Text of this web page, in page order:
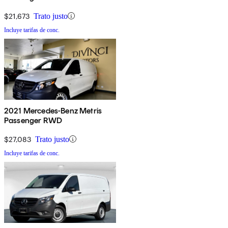
$21,673 Trato justo
Incluye tarifas de conc.
2021 Mercedes-Benz Metris
Passenger RWD
$27,083 Trato justo
Incluye tarifas de conc.